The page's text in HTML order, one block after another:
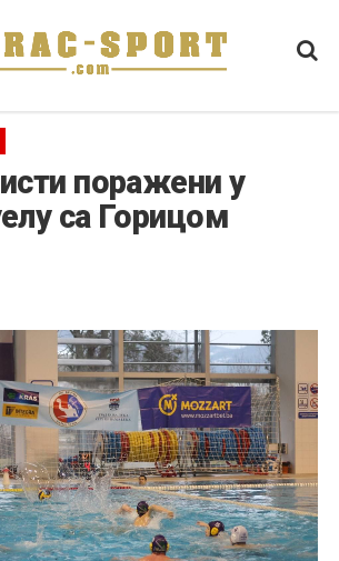
поражени у
са Горицом